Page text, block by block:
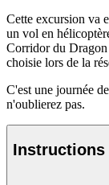
Cette excursion va
un vol en
Corridor du
choisie lors de la
C'est une journée
n'oublierez pas.
Instructions